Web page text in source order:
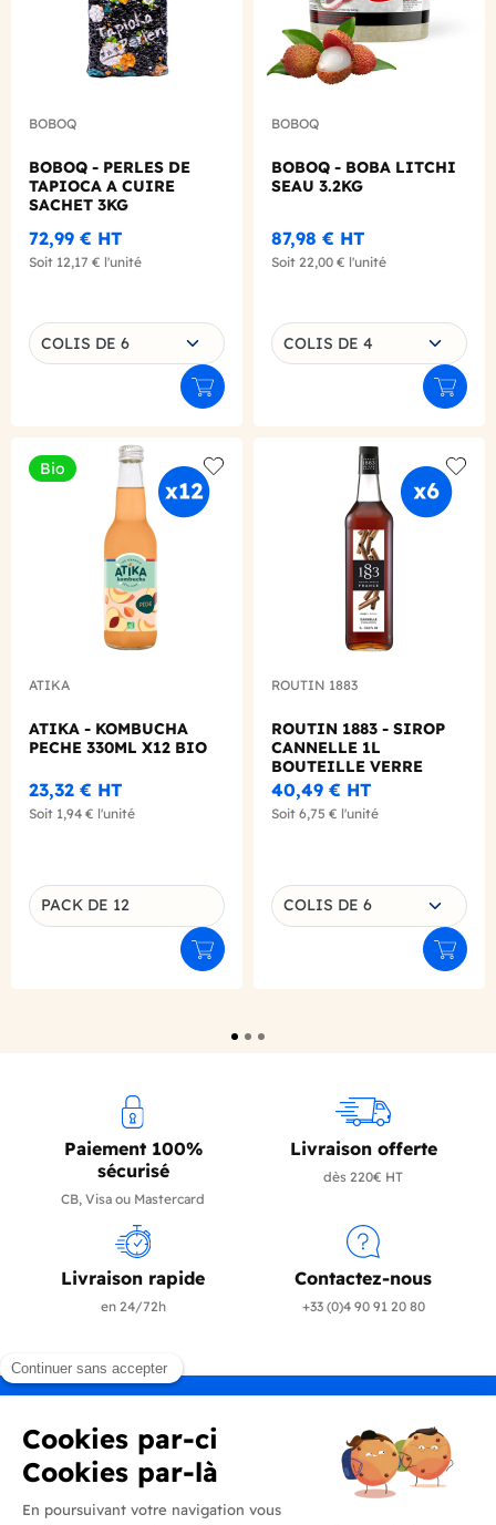
BOBOQ
BOBOQ - PERLES DE
TAPIOCA A CUIRE
SACHET 3KG
72,99 € HT
Soit 12,17 € l'unité
Choisissez une déclinaison
COLIS DE 6
Ajouter au panier
BOBOQ
BOBOQ - BOBA LITCHI
SEAU 3.2KG
87,98 € HT
Soit 22,00 € l'unité
Choisissez une déclinaison
COLIS DE 4
Bio
Add to wishlist
ATIKA
ATIKA - KOMBUCHA
PECHE 330ML X12 BIO
23,32 € HT
Soit 1,94 € l'unité
Déclinaison du produit
PACK DE 12
Ajouter au panier
Add
ROUTIN 1883
ROUTIN 1883 - SIROP
CANNELLE 1L
BOUTEILLE VERRE
40,49 € HT
Soit 6,75 € l'unité
Choisissez une déclinaison
COLIS DE 6
Paiement 100%
sécurisé
CB, Visa ou Mastercard
Livraison offerte
dès 220€ HT
Livraison rapide
en 24/72h
Contactez-nous
+33 (0)4 90 91 20 80